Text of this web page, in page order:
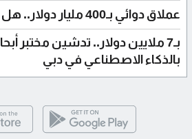
عملاق دوائي بـ400 مليار دولار.. هل تبدأ معركة الاحتكار؟
بـ7 ملايين دولار.. تدشين مختبر
بالذكاء الاصطناعي في دبي